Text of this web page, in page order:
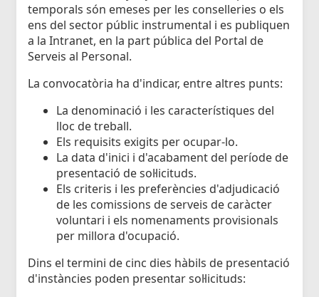
temporals són emeses per les conselleries o els
ens del sector públic instrumental i es publiquen
a la Intranet, en la part pública del Portal de
Serveis al Personal.
La convocatòria ha d'indicar, entre altres punts:
La denominació i les característiques del
lloc de treball.
Els requisits exigits per ocupar-lo.
La data d'inici i d'acabament del període de
presentació de sol·licituds.
Els criteris i les preferències d'adjudicació
de les comissions de serveis de caràcter
voluntari i els nomenaments provisionals
per millora d'ocupació.
Dins el termini de cinc dies hàbils de presentació
d'instàncies poden presentar sol·licituds: